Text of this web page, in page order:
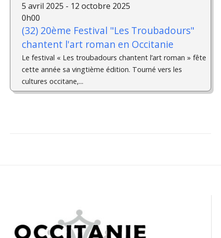
5 avril 2025 - 12 octobre 2025
0h00
(32) 20ème Festival "Les Troubadours"
chantent l'art roman en Occitanie
Le festival « Les troubadours chantent l’art roman » fête
cette année sa vingtième édition. Tourné vers les
cultures occitane,...